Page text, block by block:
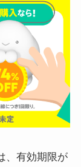
、有効期限が